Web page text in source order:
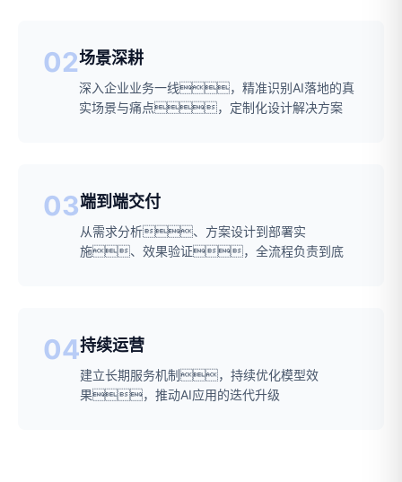
02场景深耕
深入企业业务一线，精准识别AI落地的真
实场景与痛点，定制化设计解决方案
03端到端交付
从需求分析、方案设计到部署实
施、效果验证，全流程负责到底
04持续运营
建立长期服务机制，持续优化模型效
果，推动AI应用的迭代升级